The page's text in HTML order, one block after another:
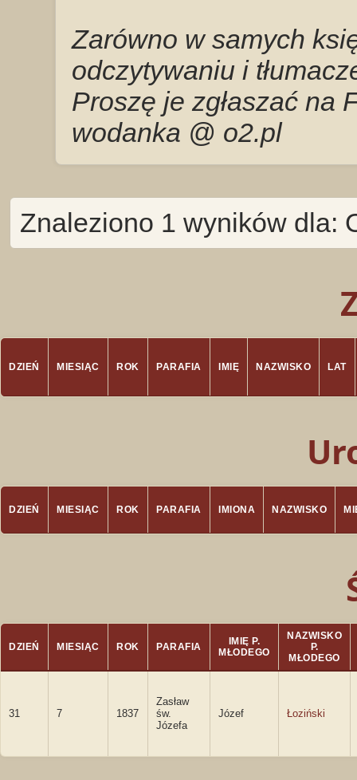
Zarówno w samych
odczytywaniu i
Proszę je zgłaszać na
wodanka @ o2.pl
Znaleziono 1 wyników dla:
DZIEŃ MIESIĄC ROK PARAFIA IMIĘ NAZWISKO LAT
DZIEŃ MIESIĄC ROK PARAFIA IMIONA NAZWISKO
DZIEŃ MIESIĄC ROK PARAFIA
IMIĘ P.
MŁODEGO
NAZWISKO
P.
MŁODEGO
31 7 1837
Zasław
św.
Józefa
Józef Łoziński